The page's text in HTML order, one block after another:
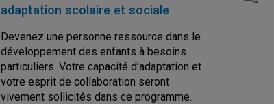
adaptation scolaire et sociale
Devenez une personne ressource dans le
développement des enfants à besoins
particuliers. Votre capacité d’adaptation et
votre esprit de collaboration seront
vivement sollicités dans ce programme.